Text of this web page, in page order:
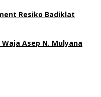
Resiko Badiklat
Asep N. Mulyana